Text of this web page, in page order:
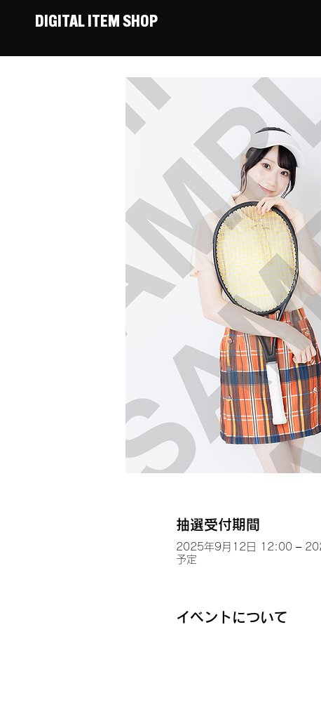
DIGITAL ITEM SHOP
抽選受付期間
2025年9月12日 12:00 –
予定
イベントについて